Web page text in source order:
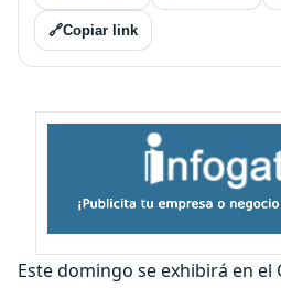
🔗Copiar link
Este domingo se exhibirá en el